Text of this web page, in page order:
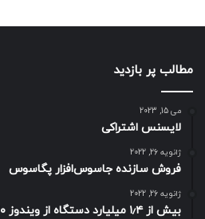
مطالب پر بازدید
می 15, 2023
لایسنس اشتراکی
ژانویه 26, 2022
فروش سازنده جاسوس‌افزار پگاسوس
ژانویه 26, 2022
بیش از ۱٫۴ میلیارد دستگاه از ویندوز ۱۰ و ویندوز ۱۱ استفاده می‌کنند